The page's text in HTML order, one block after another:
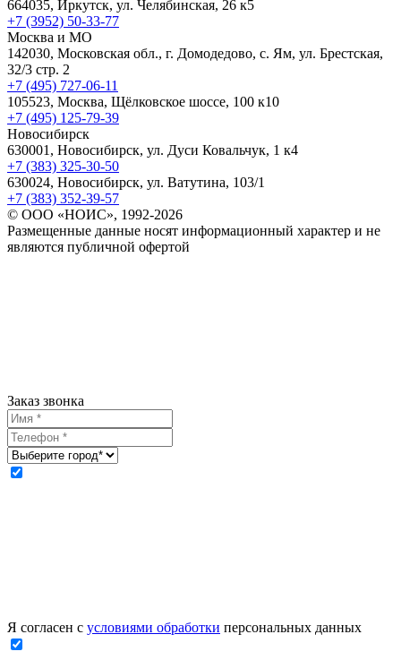
664035, Иркутск, ул. Челябинская, 26 к5
+7 (3952) 50-33-77
Москва и МО
142030, Московская обл., г. Домодедово, с. Ям, ул. Брестская,
32/3 стр. 2
+7 (495) 727-06-11
105523, ​Москва, Щёлковское шоссе, 100 к10
+7 (495) 125-79-39
Новосибирск
630001, Новосибирск, ул. Дуси Ковальчук, 1 к4
+7 (383) 325-30-50
630024, Новосибирск, ул. Ватутина, 103/1
+7 (383) 352-39-57
© ООО «НОИС», 1992-2026
Размещенные данные носят информационный характер и не
являются публичной офертой
Заказ звонка
Я согласен с условиями обработки персональных данных